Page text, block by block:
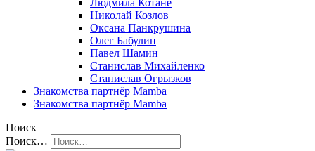
Людмила Котане
Николай Козлов
Оксана Панкрушина
Олег Бабулин
Павел Шамин
Станислав Михайленко
Станислав Огрызков
Знакомства партнёр Mamba
Знакомства партнёр Mamba
Поиск
Поиск…